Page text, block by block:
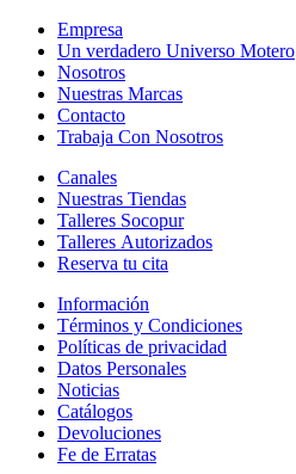
Empresa
Un verdadero Universo Motero
Nosotros
Nuestras Marcas
Contacto
Trabaja Con Nosotros
Canales
Nuestras Tiendas
Talleres Socopur
Talleres Autorizados
Reserva tu cita
Información
Términos y Condiciones
Políticas de privacidad
Datos Personales
Noticias
Catálogos
Devoluciones
Fe de Erratas